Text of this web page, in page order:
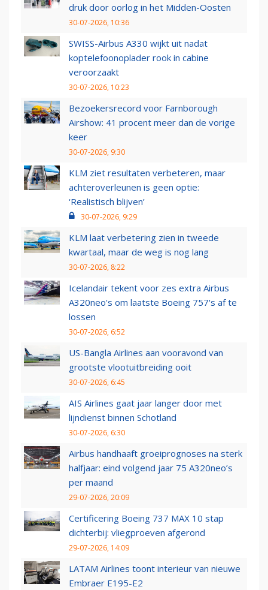
druk door oorlog in het Midden-Oosten
30-07-2026, 10:36
SWISS-Airbus A330 wijkt uit nadat
koptelefoonoplader rook in cabine
veroorzaakt
30-07-2026, 10:23
Bezoekersrecord voor Farnborough
Airshow: 41 procent meer dan de vorige
keer
30-07-2026, 9:30
KLM ziet resultaten verbeteren, maar
achteroverleunen is geen optie:
‘Realistisch blijven’
30-07-2026, 9:29
KLM laat verbetering zien in tweede
kwartaal, maar de weg is nog lang
30-07-2026, 8:22
Icelandair tekent voor zes extra Airbus
A320neo's om laatste Boeing 757's af te
lossen
30-07-2026, 6:52
US-Bangla Airlines aan vooravond van
grootste vlootuitbreiding ooit
30-07-2026, 6:45
AIS Airlines gaat jaar langer door met
lijndienst binnen Schotland
30-07-2026, 6:30
Airbus handhaaft groeiprognoses na sterk
halfjaar: eind volgend jaar 75 A320neo’s
per maand
29-07-2026, 20:09
Certificering Boeing 737 MAX 10 stap
dichterbij: vliegproeven afgerond
29-07-2026, 14:09
LATAM Airlines toont interieur van nieuwe
Embraer E195-E2